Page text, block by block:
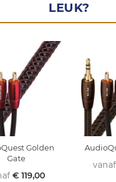
LEUK?
Golden
Gate
€ 119,00
vanaf